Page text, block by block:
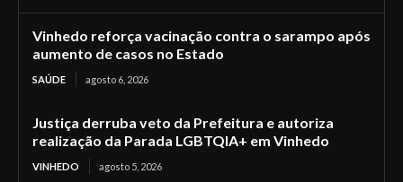
Vinhedo reforça vacinação contra o sarampo após
aumento de casos no Estado
SAÚDE agosto 6, 2026
Justiça derruba veto da Prefeitura e autoriza
realização da Parada LGBTQIA+ em Vinhedo
VINHEDO agosto 5, 2026